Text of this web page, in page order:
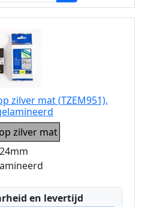
zilver mat (TZEM951),
zilver mat
24mm
en levertijd